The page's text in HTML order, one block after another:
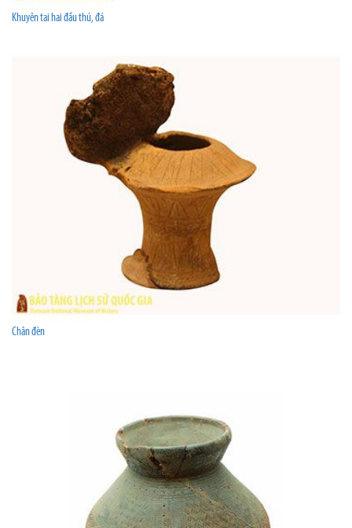
Khuyên tai hai đầu thú, đá
Chân đèn